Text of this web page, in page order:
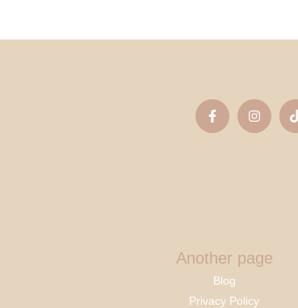
Another page
Blog
Privacy Policy